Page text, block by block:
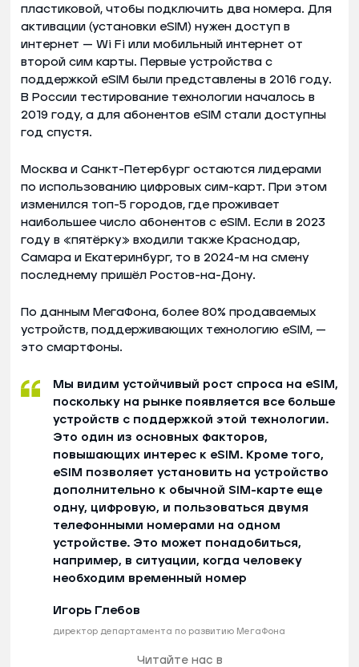
пластиковой, чтобы подключить два номера. Для
активации (установки eSIM) нужен доступ в
интернет — Wi Fi или мобильный интернет от
второй сим карты. Первые устройства с
поддержкой eSIM были представлены в 2016 году.
В России тестирование технологии началось в
2019 году, а для абонентов eSIM стали доступны
год спустя.
Москва и Санкт-Петербург остаются лидерами
по использованию цифровых сим-карт. При этом
изменился топ-5 городов, где проживает
наибольшее число абонентов с eSIM. Если в 2023
году в «пятёрку» входили также Краснодар,
Самара и Екатеринбург, то в 2024-м на смену
последнему пришёл Ростов-на-Дону.
По данным МегаФона, более 80% продаваемых
устройств, поддерживающих технологию eSIM, —
это смартфоны.
Мы видим устойчивый рост спроса на eSIM,
поскольку на рынке появляется все больше
устройств с поддержкой этой технологии.
Это один из основных факторов,
повышающих интерес к eSIM. Кроме того,
eSIM позволяет установить на устройство
дополнительно к обычной SIM-карте еще
одну, цифровую, и пользоваться двумя
телефонными номерами на одном
устройстве. Это может понадобиться,
например, в ситуации, когда человеку
необходим временный номер
Игорь Глебов
директор департамента по развитию МегаФона
Читайте нас в